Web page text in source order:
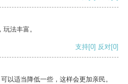
法丰富。
支持[0] 反对[0]
以适当降低一些，这样会更加亲民。